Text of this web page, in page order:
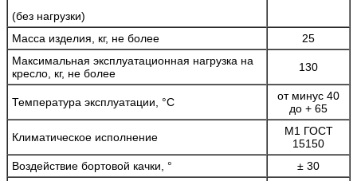
(без нагрузки)
Масса изделия, кг, не более
25
Максимальная эксплуатационная нагрузка на
кресло, кг, не более
130
Температура эксплуатации, °С
от минус 40
до + 65
Климатическое исполнение
М1 ГОСТ
15150
Воздействие бортовой качки, °
± 30